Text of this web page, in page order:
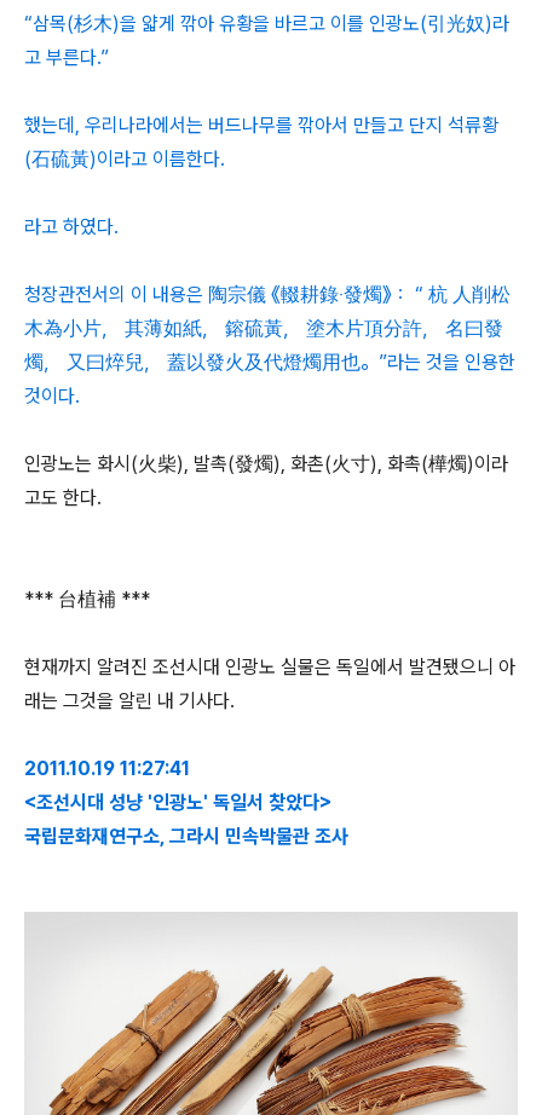
“삼목(杉木)을 얇게 깎아 유황을 바르고 이를 인광노(引光奴)라
고 부른다.”
했는데, 우리나라에서는 버드나무를 깎아서 만들고 단지 석류황
(石硫黃)이라고 이름한다.
라고 하였다.
청장관전서의 이 내용은 陶宗儀 《輟耕錄‧發燭》： “ 杭 人削松
木為小片， 其薄如紙， 鎔硫黃， 塗木片頂分許， 名曰發
燭， 又曰焠兒， 蓋以發火及代燈燭用也。”라는 것을 인용한
것이다.
인광노는 화시(火柴), 발촉(發燭), 화촌(火寸), 화촉(樺燭)이라
고도 한다.
*** 台植補 ***
현재까지 알려진 조선시대 인광노 실물은 독일에서 발견됐으니 아
래는 그것을 알린 내 기사다.
2011.10.19 11:27:41
<조선시대 성냥 '인광노' 독일서 찾았다>
국립문화재연구소, 그라시 민속박물관 조사